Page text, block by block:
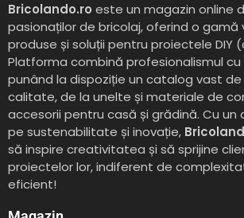
Bricolando.ro este un magazin online
pasionaților de bricolaj, oferind o gamă
produse și soluții pentru proiectele DIY
Platforma combină profesionalismul
punând la dispoziție un catalog vast
calitate, de la unelte și materiale de
accesorii pentru casă și grădină. Cu
pe sustenabilitate și inovație,
să inspire creativitatea și să sprijine
proiectelor lor, indiferent de
eficient!